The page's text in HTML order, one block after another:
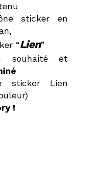
sticker en
“Lien”
souhaité et
sticker Lien
!